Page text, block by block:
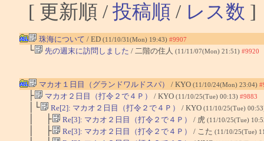
[ 更新順 / 投稿順 / レス数 ]
珠海について / ED (11/10/31(Mon) 19:43) #9907
└ 先の週末に訪問しました / 二階の住人 (11/11/07(Mon) 21:51) #9920
マカオ１日目（グランドワルドスパ） / KYO (11/10/24(Mon) 23:04)
├ マカオ２日目（打令２で４Ｐ） / KYO (11/10/25(Tue) 00:13) #9883
│└ Re[2]: マカオ２日目（打令２で４Ｐ） / KYO (11/10/25(Tue)
│ ├ Re[3]: マカオ２日目（打令２で４Ｐ） / 虎 (11/10/25(Tue)
│ ├ Re[3]: マカオ２日目（打令２で４Ｐ） / こた (11/10/25(Tue)